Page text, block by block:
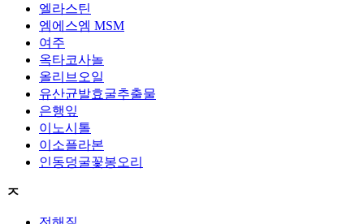
엘라스틴
엠에스엠 MSM
여주
옥타코사놀
올리브오일
유산균발효굴추출물
은행잎
이노시톨
이소플라본
인동덩굴꽃봉오리
ㅈ